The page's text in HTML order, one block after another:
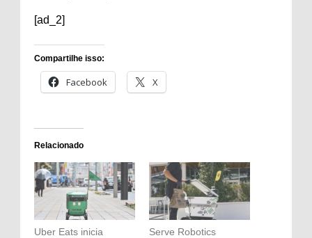
[ad_2]
Compartilhe isso:
Facebook X
Relacionado
Uber Eats inicia
Serve Robotics